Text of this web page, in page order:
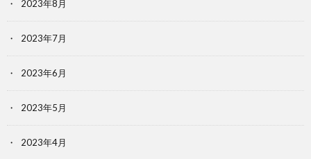
2023年8月
2023年7月
2023年6月
2023年5月
2023年4月